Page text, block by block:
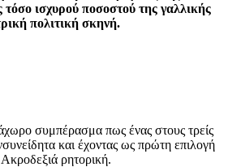
τόσο ισχυρού ποσοστού της γαλλικής
πολιτική σκηνή.
συμπέρασμα πως ένας στους τρείς
και έχοντας ως πρώτη επιλογή
ρητορική.